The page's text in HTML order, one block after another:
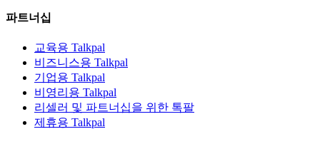
파트너십
교육용 Talkpal
비즈니스용 Talkpal
기업용 Talkpal
비영리용 Talkpal
리셀러 및 파트너십을 위한 톡팔
제휴용 Talkpal